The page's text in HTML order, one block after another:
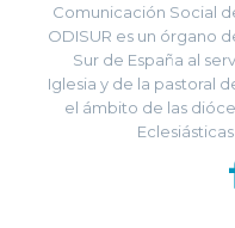
Comunicación Social
ODISUR es un órgano
Sur de España al
Iglesia y de la pastoral
el ámbito de las